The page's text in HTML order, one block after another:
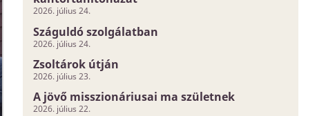
2026. július 24.
Száguldó szolgálatban
2026. július 24.
Zsoltárok útján
2026. július 23.
A jövő misszionáriusai ma születnek
2026. július 22.